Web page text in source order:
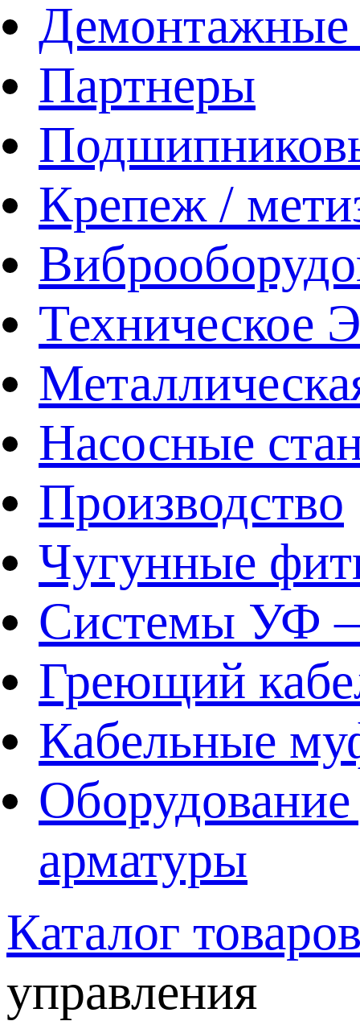
Демонтажные
Партнеры
Крепеж /
Техническое
Насосные
Производство
Чугунные
Системы УФ –
Греющий
Кабельные
арматуры
Каталог
управления